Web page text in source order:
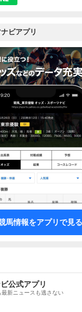
ビアプリ
馬情報をアプリで見る
公式アプリ
新ニュースも逃さない